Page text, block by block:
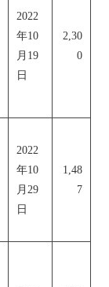
2022
年10
月19
日
2,30
0
2022
年10
月29
日
1,48
7